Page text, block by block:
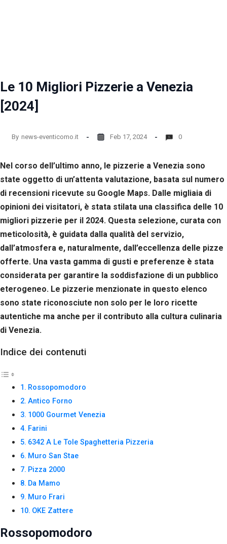
Le 10 Migliori Pizzerie a Venezia
[2024]
By news-eventicomo.it Feb 17, 2024 0
Nel corso dell’ultimo anno, le pizzerie a Venezia sono
state oggetto di un’attenta valutazione, basata sul numero
di recensioni ricevute su Google Maps. Dalle migliaia di
opinioni dei visitatori, è stata stilata una classifica delle 10
migliori pizzerie per il 2024. Questa selezione, curata con
meticolosità, è guidata dalla qualità del servizio,
dall’atmosfera e, naturalmente, dall’eccellenza delle pizze
offerte. Una vasta gamma di gusti e preferenze è stata
considerata per garantire la soddisfazione di un pubblico
eterogeneo. Le pizzerie menzionate in questo elenco
sono state riconosciute non solo per le loro ricette
autentiche ma anche per il contributo alla cultura culinaria
di Venezia.
Indice dei contenuti
Rossopomodoro
Antico Forno
1000 Gourmet Venezia
Farini
6342 A Le Tole Spaghetteria Pizzeria
Muro San Stae
Pizza 2000
Da Mamo
Muro Frari
OKE Zattere
Rossopomodoro
del sito
web
stesso.
Esperienza
una migliore
esperienza
di
navigazione
sul nostro
la tua visita.
Se rifiuti
cookie,
alcune
funzioni del
saranno
disponibili.
Marketing
tuoi interessi e il
mentre visiti il
nostro sito,
aumenti le
possibilità di
e offerte
personalizzati.